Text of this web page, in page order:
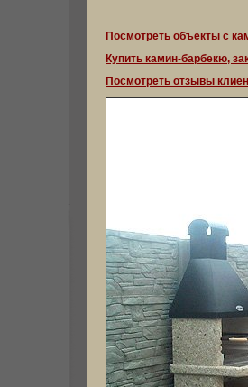
Посмотреть объекты с
Купить камин-барбекю,
Посмотреть отзывы